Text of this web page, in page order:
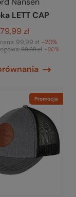
LETT CAP
79,99 zł
99,99 zł -20%
99,99 zł -20%
Promocja